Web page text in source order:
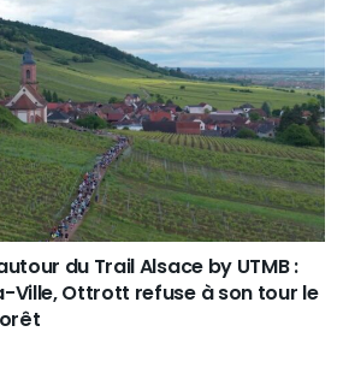
du Trail Alsace by UTMB :
Ville, Ottrott refuse à son tour le